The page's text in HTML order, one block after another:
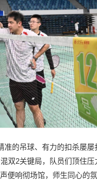
的吊球、有力的扣杀屡
2关键局，队员们顶住压
便响彻场馆，师生同心的